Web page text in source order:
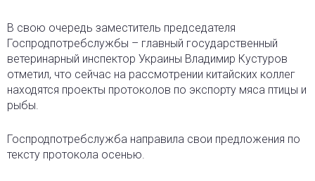
В свою очередь заместитель председателя
Госпродпотребслужбы – главный государственный
ветеринарный инспектор Украины Владимир Кустуров
отметил, что сейчас на рассмотрении китайских коллег
находятся проекты протоколов по экспорту мяса птицы и
рыбы.
Госпродпотребслужба направила свои предложения по
тексту протокола осенью.